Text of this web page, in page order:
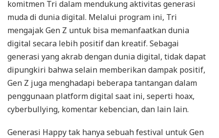
komitmen Tri dalam mendukung aktivitas generasi
muda di dunia digital. Melalui program ini, Tri
mengajak Gen Z untuk bisa memanfaatkan dunia
digital secara lebih positif dan kreatif. Sebagai
generasi yang akrab dengan dunia digital, tidak dapat
dipungkiri bahwa selain memberikan dampak positif,
Gen Z juga menghadapi beberapa tantangan dalam
penggunaan platform digital saat ini, seperti hoax,
cyberbullying, komentar kebencian, dan lain lain.
Generasi Happy tak hanya sebuah festival untuk Gen